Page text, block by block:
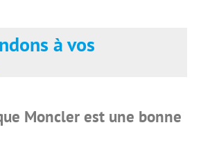
à vos
Moncler est une bonne